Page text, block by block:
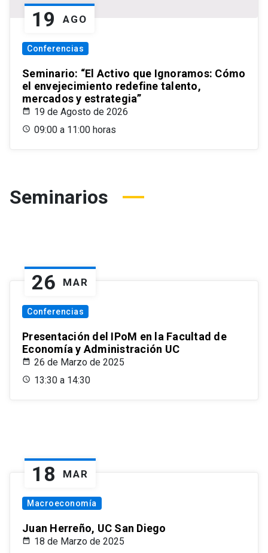
19 AGO
Conferencias
Seminario: “El Activo que Ignoramos: Cómo
el envejecimiento redefine talento,
mercados y estrategia”
19 de Agosto de 2026
09:00 a 11:00 horas
Seminarios
26 MAR
Conferencias
Presentación del IPoM en la Facultad de
Economía y Administración UC
26 de Marzo de 2025
13:30 a 14:30
18 MAR
Macroeconomía
Juan Herreño, UC San Diego
18 de Marzo de 2025